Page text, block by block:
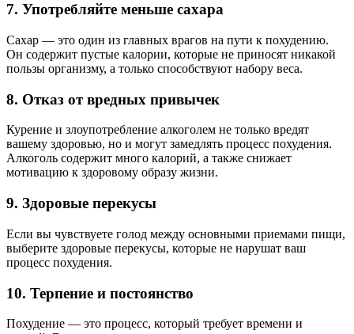
7. Употребляйте меньше сахара
Сахар — это один из главных врагов на пути к похудению.
Он содержит пустые калории, которые не приносят никакой
пользы организму, а только способствуют набору веса.
8. Отказ от вредных привычек
Курение и злоупотребление алкоголем не только вредят
вашему здоровью, но и могут замедлять процесс похудения.
Алкоголь содержит много калорий, а также снижает
мотивацию к здоровому образу жизни.
9. Здоровые перекусы
Если вы чувствуете голод между основными приемами пищи,
выберите здоровые перекусы, которые не нарушат ваш
процесс похудения.
10. Терпение и постоянство
Похудение — это процесс, который требует времени и